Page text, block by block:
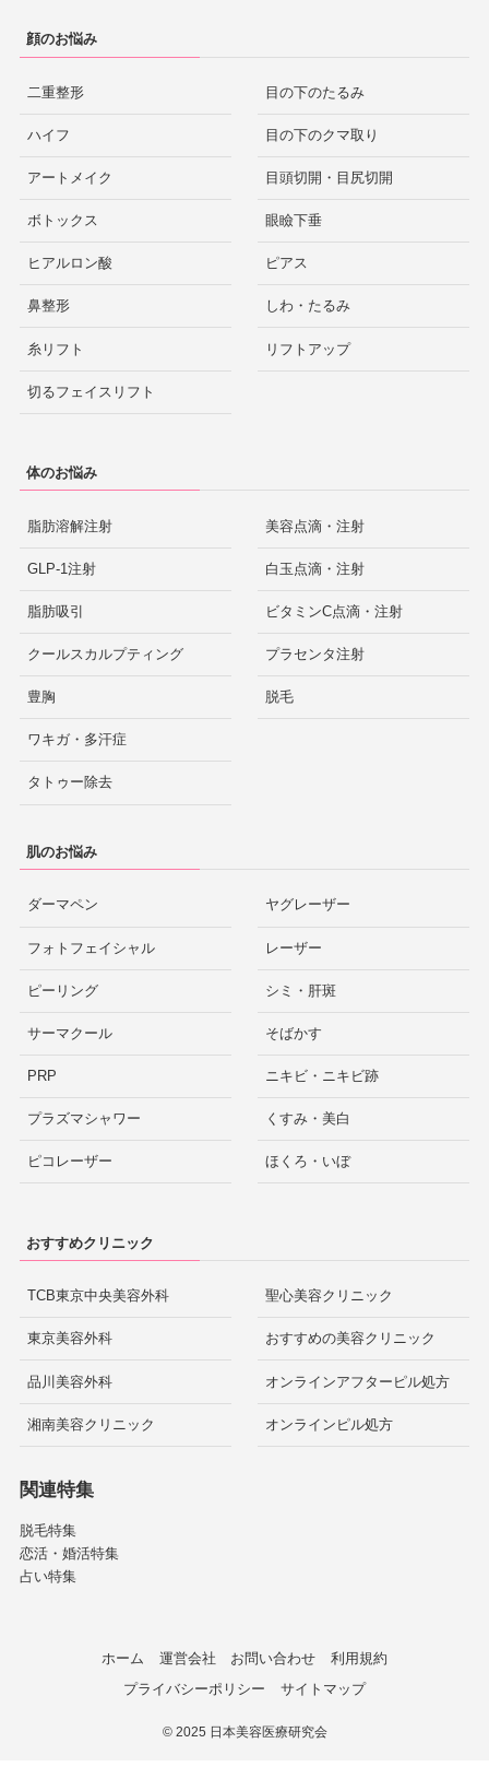
顔のお悩み
二重整形
ハイフ
アートメイク
ボトックス
ヒアルロン酸
鼻整形
糸リフト
切るフェイスリフト
目の下のたるみ
目の下のクマ取り
目頭切開・目尻切開
眼瞼下垂
ピアス
しわ・たるみ
リフトアップ
体のお悩み
脂肪溶解注射
GLP-1注射
脂肪吸引
クールスカルプティング
豊胸
ワキガ・多汗症
タトゥー除去
美容点滴・注射
白玉点滴・注射
ビタミンC点滴・注射
プラセンタ注射
脱毛
肌のお悩み
ダーマペン
フォトフェイシャル
ピーリング
サーマクール
PRP
プラズマシャワー
ピコレーザー
ヤグレーザー
レーザー
シミ・肝斑
そばかす
ニキビ・ニキビ跡
くすみ・美白
ほくろ・いぼ
おすすめクリニック
TCB東京中央美容外科
東京美容外科
品川美容外科
湘南美容クリニック
聖心美容クリニック
おすすめの美容クリニック
オンラインアフターピル処方
オンラインピル処方
関連特集
脱毛特集
恋活・婚活特集
占い特集
ホーム 運営会社 お問い合わせ
利用規約
プライバシーポリシー
サイトマップ
©2025 日本美容医療研究会